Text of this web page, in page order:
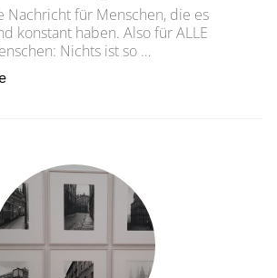
Nachricht für Menschen, die es
konstant haben. Also für ALLE
Nichts ist so …
„Tooling #3: Die vier